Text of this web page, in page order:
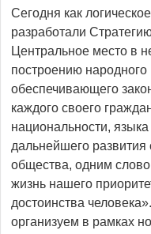
Сегодня как
разработали
Цент­ральное место в
построению народного
обеспечивающего
каждого своего
национальности,
дальнейшего развития
общества, одним
жизнь нашего
достоинства
организуем в рамках